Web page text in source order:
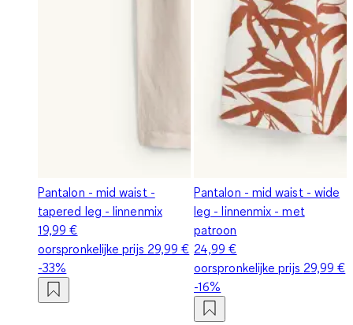
Pantalon - mid waist -
tapered leg - linnenmix
19,99 €
oorspronkelijke prijs 29,99 €
-33%
Pantalon - mid waist - wide
leg - linnenmix - met
patroon
24,99 €
oorspronkelijke prijs 29,99 €
-16%